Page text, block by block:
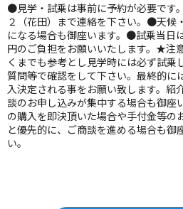
●見学・試乗は事前に予約が必要です
２（花田）まで連絡を下さい。●天候
になる場合も御座います。●試乗当日
円のご負担をお願いいたします。★注
くまでも参考とし見学時には必ず試乗
質問等で確認をして下さい。最終的に
入決定される事をお願い致します。紹
談のお申し込みが集中する場合も御座
の購入を即決頂いた場合や手付金等の
と優先的に、ご商談を進める場合も御
い。